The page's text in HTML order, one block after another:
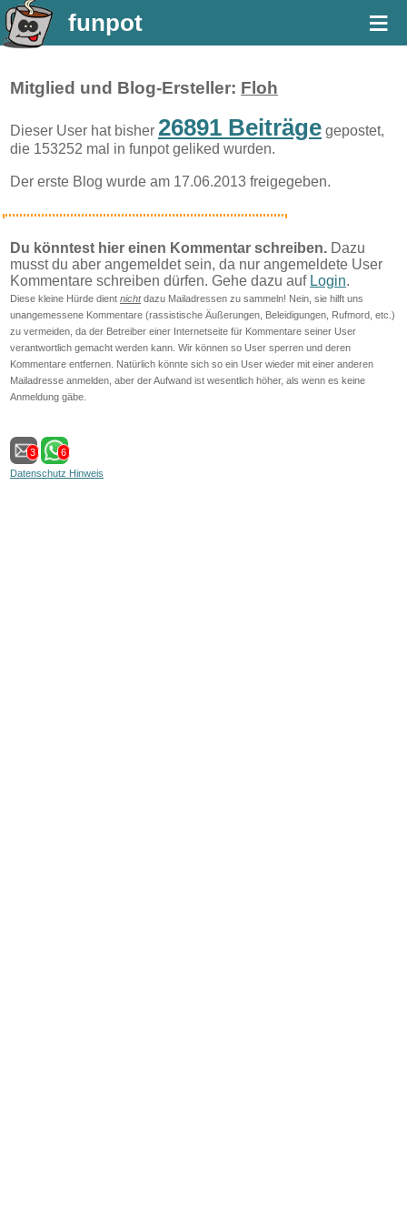
funpot ≡
Mitglied und Blog-Ersteller: Floh
Dieser User hat bisher 26891 Beiträge gepostet,
die 153252 mal in funpot geliked wurden.
Der erste Blog wurde am 17.06.2013 freigegeben.
Du könntest hier einen Kommentar schreiben. Dazu
musst du aber angemeldet sein, da nur angemeldete User
Kommentare schreiben dürfen. Gehe dazu auf Login.
Diese kleine Hürde dient nichtdazu Mailadressen zu sammeln! Nein, sie hilft uns
unangemessene Kommentare (rassistische Äußerungen, Beleidigungen, Rufmord, etc.)
zu vermeiden, da der Betreiber einer Internetseite für Kommentare seiner User
verantwortlich gemacht werden kann. Wir können so User sperren und deren
Kommentare entfernen. Natürlich könnte sich so ein User wieder mit einer anderen
Mailadresse anmelden, aber der Aufwand ist wesentlich höher, als wenn es keine
Anmeldung gäbe.
3
6
Datenschutz Hinweis